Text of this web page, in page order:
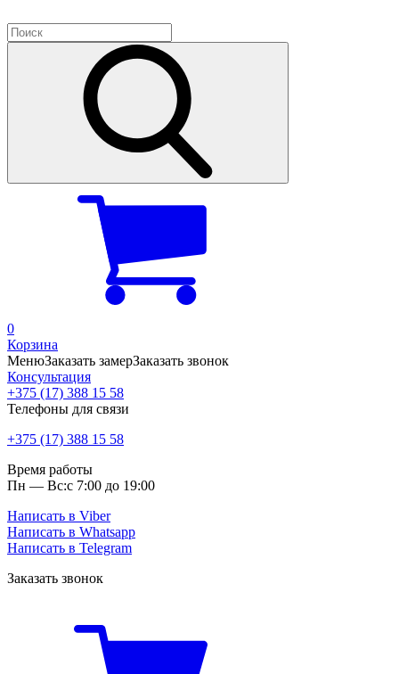
0
Корзина
МенюЗаказать замерЗаказать звонок
Консультация
+375 (17) 388 15 58
Телефоны для связи
+375 (17) 388 15 58
Время работы
Пн — Вс:с 7:00 до 19:00
Написать в Viber
Написать в Whatsapp
Написать в Telegram
Заказать звонок